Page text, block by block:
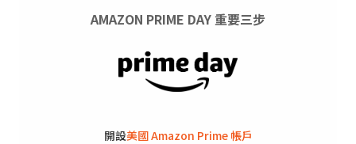
AMAZON PRIME DAY 重要三步
開設美國 Amazon Prime 帳戶